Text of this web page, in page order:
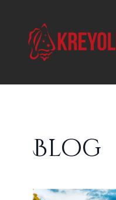
Blog